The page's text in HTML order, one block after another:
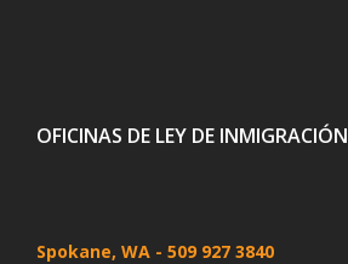
OFICINAS DE LEY DE INMIGRACIÓN
Spokane, WA - 509 927 3840